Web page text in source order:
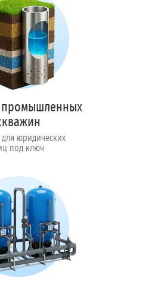
промышленных
для юридических
под ключ